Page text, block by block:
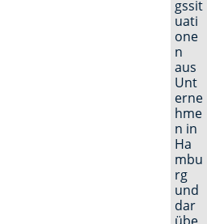
gssit
uati
one
n
aus
Unt
erne
hme
n in
Ha
mbu
rg
und
dar